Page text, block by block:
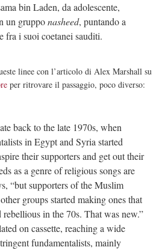
bin Laden, da adolescente,
un grupponasheed, puntando a
fra i suoi coetanei sauditi.
linee con l’articolo di Alex Marshall su
per ritrovare il passaggio, poco diverso:
back to the late 1970s, when
in Egypt and Syria started
their supporters and get out their
as a genre of religious songs are
“but supporters of the Muslim
groups started making ones that
in the 70s. That was new.”
on cassette, reaching a wide
fundamentalists, mainly